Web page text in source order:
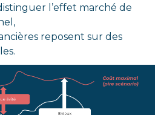
l’effet marché de
reposent sur des